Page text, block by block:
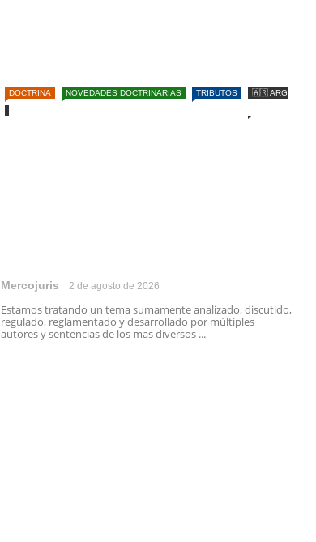
DOCTRINA NOVEDADES DOCTRINARIAS TRIBUTOS 🇦🇷 ARG
Mercojuris 2 de agosto de 2026
Estamos tratando un tema sumamente analizado, discutido,
regulado, reglamentado y desarrollado por múltiples
autores y sentencias de los mas diversos ...